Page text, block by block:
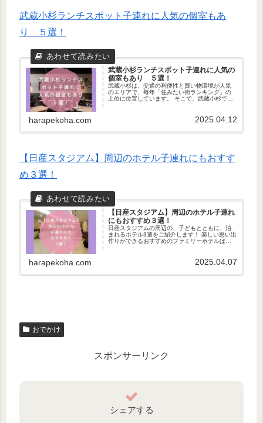
武蔵小杉ランチスポット子連れに人気の個室もあ
り ５選！
武蔵小杉ランチスポット子連れに人気の
個室もあり ５選！
武蔵小杉は、交通の利便性と買い物環境が人気
のエリアで、毎年「住みたい街ランキング」の
上位に位置しています。 そこで、武蔵小杉でち
harapekoha.com 2025.04.12
【日産スタジアム】周辺のホテル子連れにもおすす
め３選！
【日産スタジアム】周辺のホテル子連れ
にもおすすめ３選！
日産スタジアムの周辺の、子どもとともに、泊
まれるホテル3選をご紹介します！ 楽しい思い出
作りができるおすすめのファミリーホテルばか
harapekoha.com 2025.04.07
おでかけ
スポンサーリンク
シェアする